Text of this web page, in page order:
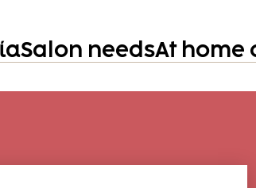
Salon needsAt home